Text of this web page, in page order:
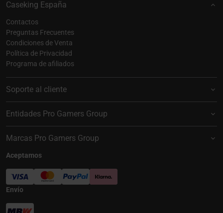
Caseking España
Contactos
Preguntas Frecuentes
Condiciones de Venta
Política de Privacidad
Programa de afiliados
Soporte al cliente
Entidades Pro Gamers Group
Marcas Pro Gamers Group
Aceptamos
Envío